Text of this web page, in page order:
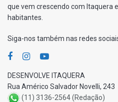
que vem crescendo com Itaquera
habitantes.
Siga-nos também nas redes
DESENVOLVE ITAQUERA
Rua Américo Salvador Novelli, 243
(11) 3136-2564 (Redação)